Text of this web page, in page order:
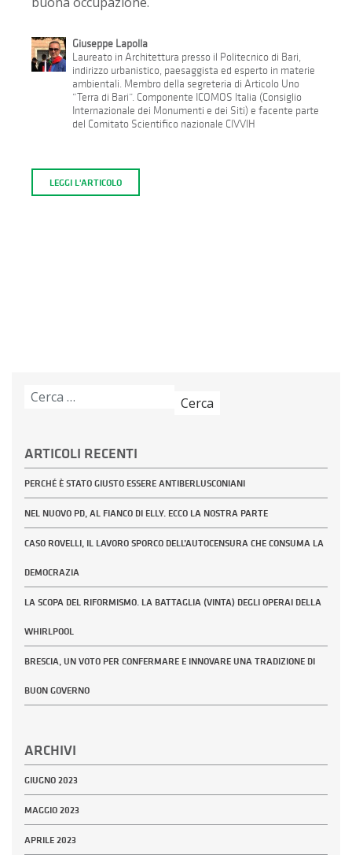
Giuseppe Lapolla
Laureato in Architettura presso il Politecnico di Bari,
indirizzo urbanistico, paesaggista ed esperto in materie
ambientali. Membro della segreteria di Articolo Uno
“Terra di Bari”. Componente ICOMOS Italia (Consiglio
Internazionale dei Monumenti e dei Siti) e facente parte
del Comitato Scientifico nazionale CIVVIH
LEGGI L'ARTICOLO
Ricerca
ARTICOLI RECENTI
PERCHÉ È STATO GIUSTO ESSERE ANTIBERLUSCONIANI
NEL NUOVO PD, AL FIANCO DI ELLY. ECCO LA NOSTRA PARTE
CASO ROVELLI, IL LAVORO SPORCO DELL’AUTOCENSURA CHE CONSUMA LA
DEMOCRAZIA
LA SCOPA DEL RIFORMISMO. LA BATTAGLIA (VINTA) DEGLI OPERAI DELLA
WHIRLPOOL
BRESCIA, UN VOTO PER CONFERMARE E INNOVARE UNA TRADIZIONE DI
BUON GOVERNO
ARCHIVI
GIUGNO 2023
MAGGIO 2023
APRILE 2023